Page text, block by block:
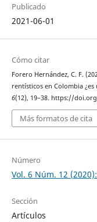
Publicado
2021-06-01
Cómo citar
Forero Hernández, C. F.
rentísticos en Colombia
6(12), 19–38. https://
Más formatos de cita
Número
Vol. 6 Núm. 12
Sección
Artículos